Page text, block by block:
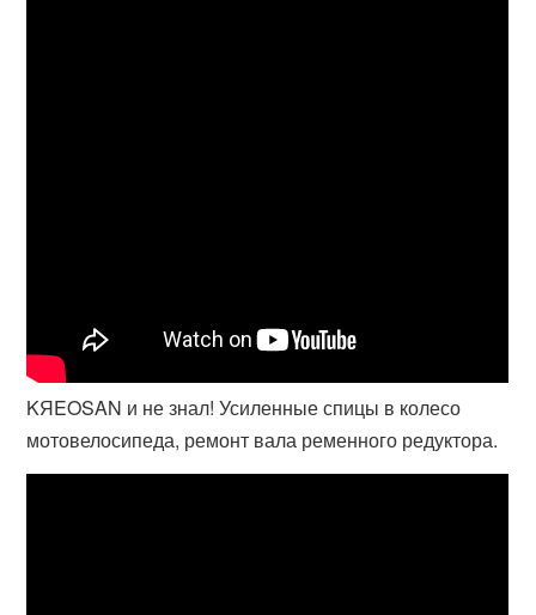
KЯEOSAN и не знал! Усиленные спицы в колесо
мотовелосипеда, ремонт вала ременного редуктора.